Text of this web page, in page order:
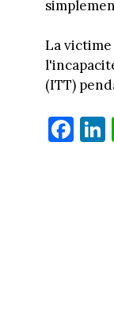
La
(ITT)
Fa
ce